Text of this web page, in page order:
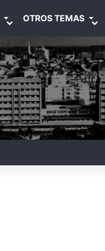
OTROS TEMAS